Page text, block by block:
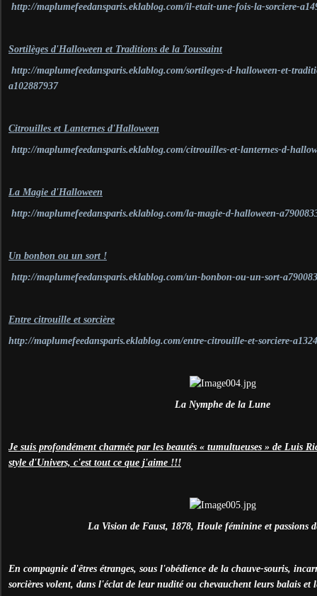
http://maplumefeedansparis.eklablog.com/il-etait-une-fois-la-sorciere-
Sortilèges d'Halloween et Traditions de la Toussaint
http://maplumefeedansparis.eklablog.com/sortileges-d-halloween-et-
a102887937
Citrouilles et Lanternes d'Halloween
http://maplumefeedansparis.eklablog.com/citrouilles-et-lanternes-d-
La Magie d'Halloween
http://maplumefeedansparis.eklablog.com/la-magie-d-halloween-
Un bonbon ou un sort !
http://maplumefeedansparis.eklablog.com/un-bonbon-ou-un-sort-
Entre citrouille et sorcière
http://maplumefeedansparis.eklablog.com/entre-citrouille-et-sorciere-
La Nymphe de la Lune
Je suis profondément charmée par les beautés « tumultueuses » de Luis
style d'Univers, c'est tout ce que j'aime !!!
La Vision de Faust, 1878, Houle féminine et passions
En compagnie d'êtres étranges, sous l'obédience de la chauve-souris,
sorcières volent, dans l'éclat de leur nudité ou chevauchent leurs balais et